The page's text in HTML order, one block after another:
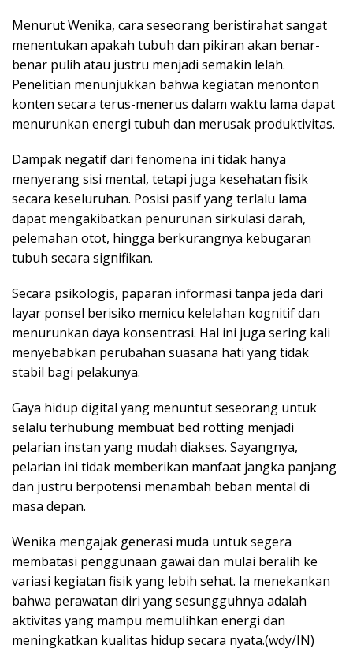
Menurut Wenika, cara seseorang beristirahat sangat
menentukan apakah tubuh dan pikiran akan benar-
benar pulih atau justru menjadi semakin lelah.
Penelitian menunjukkan bahwa kegiatan menonton
konten secara terus-menerus dalam waktu lama dapat
menurunkan energi tubuh dan merusak produktivitas.
Dampak negatif dari fenomena ini tidak hanya
menyerang sisi mental, tetapi juga kesehatan fisik
secara keseluruhan. Posisi pasif yang terlalu lama
dapat mengakibatkan penurunan sirkulasi darah,
pelemahan otot, hingga berkurangnya kebugaran
tubuh secara signifikan.
Secara psikologis, paparan informasi tanpa jeda dari
layar ponsel berisiko memicu kelelahan kognitif dan
menurunkan daya konsentrasi. Hal ini juga sering kali
menyebabkan perubahan suasana hati yang tidak
stabil bagi pelakunya.
Gaya hidup digital yang menuntut seseorang untuk
selalu terhubung membuat bed rotting menjadi
pelarian instan yang mudah diakses. Sayangnya,
pelarian ini tidak memberikan manfaat jangka panjang
dan justru berpotensi menambah beban mental di
masa depan.
Wenika mengajak generasi muda untuk segera
membatasi penggunaan gawai dan mulai beralih ke
variasi kegiatan fisik yang lebih sehat. Ia menekankan
bahwa perawatan diri yang sesungguhnya adalah
aktivitas yang mampu memulihkan energi dan
meningkatkan kualitas hidup secara nyata.(wdy/IN)